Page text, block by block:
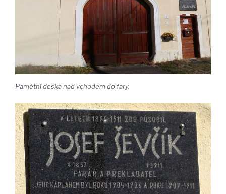
Pamětní deska nad vchodem do fary.